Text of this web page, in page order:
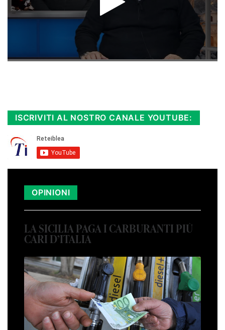
ISCRIVITI AL NOSTRO CANALE YOUTUBE:
OPINIONI
LA SICILIA PAGA I CARBURANTI PIÙ
CARI D’ITALIA